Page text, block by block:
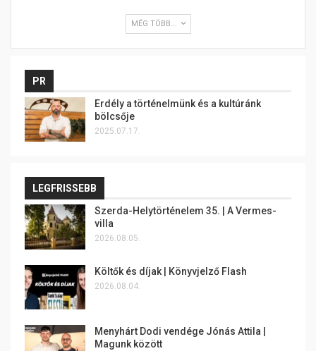
MÉG TÖBB...
PR
Erdély a történelmünk és a kultúránk
bölcsője
2025.07.17.
LEGFRISSEBB
Szerda-Helytörténelem 35. | A Vermes-
villa
2026.08.05.
Költők és díjak | Könyvjelző Flash
2026.08.04.
Menyhárt Dodi vendége Jónás Attila |
Magunk között